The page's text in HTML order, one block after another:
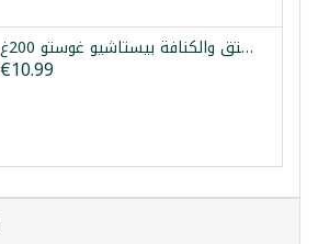
شوكولا دبي ماتشا بالفستق والكنافة بيستاشيو غوستو 200غ
€10.99